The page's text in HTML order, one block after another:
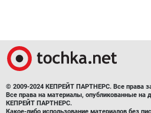
© 2009-2024 КЕПРЕЙТ ПАРТНЕРС. Все права
Все права на материалы, опубликованные на
КЕПРЕЙТ ПАРТНЕРС.
Какое-либо использование материалов без